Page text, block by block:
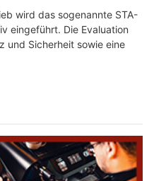
wird das sogenannte STA-
eingeführt. Die Evaluation
und Sicherheit sowie eine